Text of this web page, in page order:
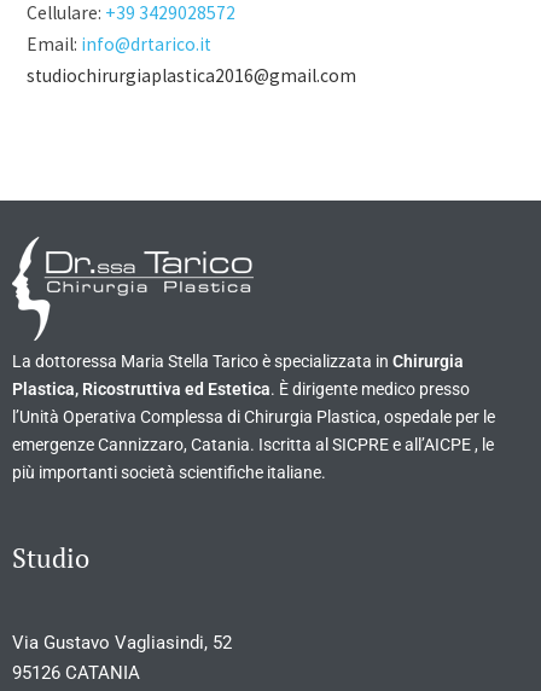
Cellulare: +39 3429028572
Email: info@drtarico.it
studiochirurgiaplastica2016@gmail.com
La dottoressa Maria Stella Tarico è specializzata in Chirurgia
Plastica, Ricostruttiva ed Estetica. È dirigente medico presso
l’Unità Operativa Complessa di Chirurgia Plastica, ospedale per le
emergenze Cannizzaro, Catania. Iscritta al SICPRE e all’AICPE , le
più importanti società scientifiche italiane.
Studio
Via Gustavo Vagliasindi, 52
95126 CATANIA